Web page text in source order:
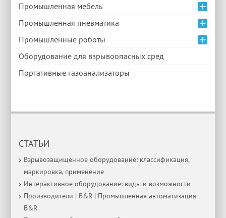
Промышленная мебель
Промышленная пневматика
Промышленные роботы
Оборудование для взрывоопасных сред
Портативные газоанализаторы
СТАТЬИ
Взрывозащищенное оборудование: классификация,
маркировка, применение
Интерактивное оборудование: виды и возможности
Производители | B&R | Промышленная автоматизация
B&R